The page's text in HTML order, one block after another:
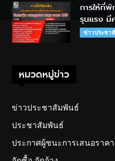
การให้ที่
รุนแรง มี
ข่าวประชา
หมวดหมู่ข่าว
ข่าวประชาสัมพันธ์
ประชาสัมพันธ์
ประกาศผู้ชนะการเสนอราคา